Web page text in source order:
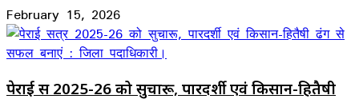
February 15, 2026
पेराई सत्र 2025-26 को सुचारू, पारदर्शी एवं किसान-हितैषी